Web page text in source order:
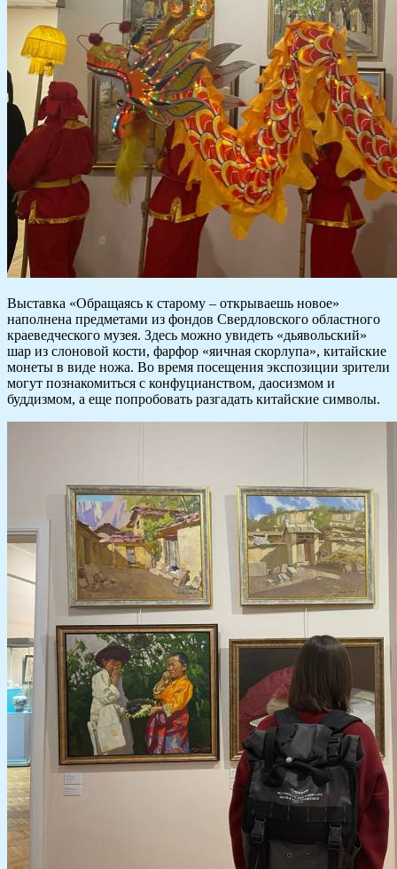
Выставка «Обращаясь к старому – открываешь новое»
наполнена предметами из фондов Свердловского областного
краеведческого музея. Здесь можно увидеть «дьявольский»
шар из слоновой кости, фарфор «яичная скорлупа», китайские
монеты в виде ножа. Во время посещения экспозиции зрители
могут познакомиться с конфуцианством, даосизмом и
буддизмом, а еще попробовать разгадать китайские символы.